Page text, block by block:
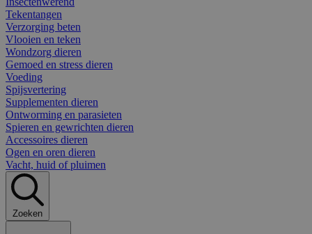
Tekentangen
Verzorging beten
Vlooien en teken
Wondzorg dieren
Gemoed en stress dieren
Voeding
Spijsvertering
Supplementen dieren
Ontworming en parasieten
Spieren en gewrichten dieren
Accessoires dieren
Ogen en oren dieren
Vacht, huid of pluimen
Zoeken